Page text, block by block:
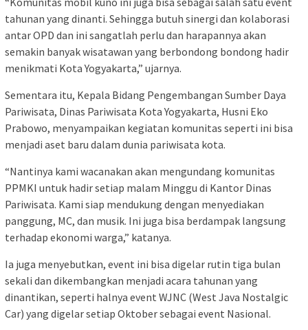
tahunan yang dinanti. Sehingga butuh sinergi dan kolaborasi
antar OPD dan ini sangatlah perlu dan harapannya akan
semakin banyak wisatawan yang berbondong bondong hadir
menikmati Kota Yogyakarta,” ujarnya.
Sementara itu, Kepala Bidang Pengembangan Sumber Daya
Pariwisata, Dinas Pariwisata Kota Yogyakarta, Husni Eko
Prabowo, menyampaikan kegiatan komunitas seperti ini bisa
menjadi aset baru dalam dunia pariwisata kota.
“Nantinya kami wacanakan akan mengundang komunitas
PPMKI untuk hadir setiap malam Minggu di Kantor Dinas
Pariwisata. Kami siap mendukung dengan menyediakan
panggung, MC, dan musik. Ini juga bisa berdampak langsung
terhadap ekonomi warga,” katanya.
Ia juga menyebutkan, event ini bisa digelar rutin tiga bulan
sekali dan dikembangkan menjadi acara tahunan yang
dinantikan, seperti halnya event WJNC (West Java Nostalgic
Car) yang digelar setiap Oktober sebagai event Nasional.